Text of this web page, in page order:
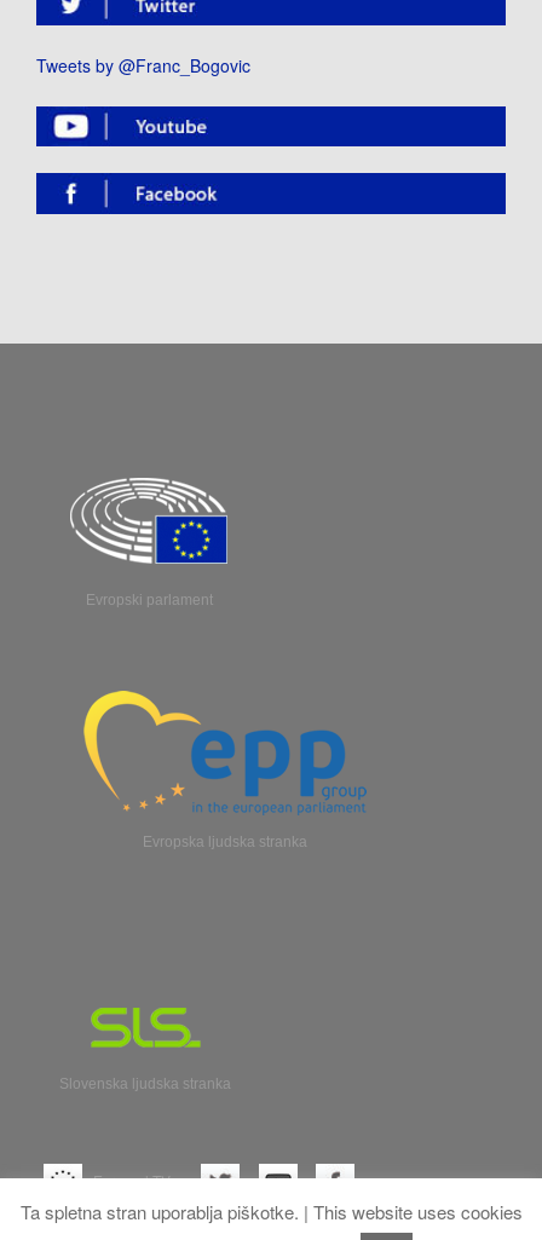
Tweets by @Franc_Bogovic
Evropski parlament
Evropska ljudska stranka
Slovenska ljudska stranka
Evroparl TV
Ta spletna stran uporablja piškotke. | This website uses cookies